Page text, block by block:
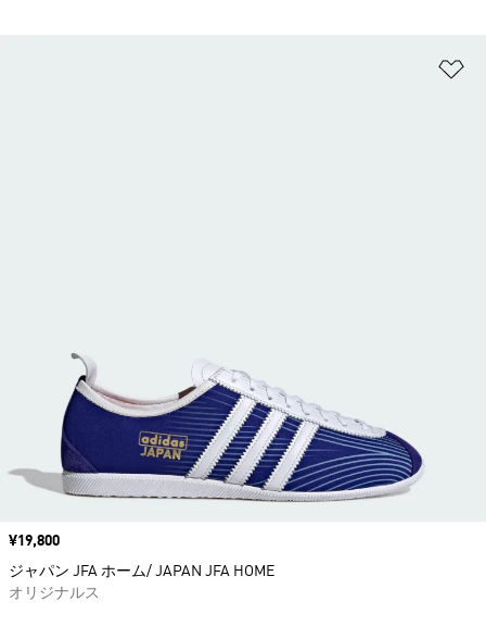
価格
¥19,800
ジャパン JFA ホーム/ JAPAN JFA HOME
オリジナルス